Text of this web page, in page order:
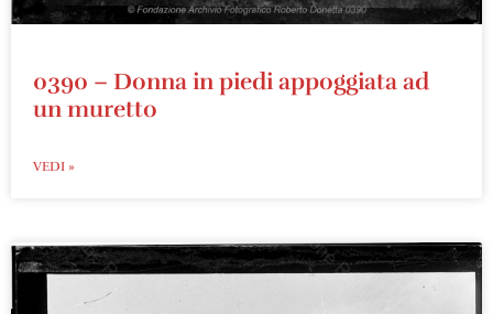
0390 – Donna in piedi appoggiata ad
un muretto
VEDI »